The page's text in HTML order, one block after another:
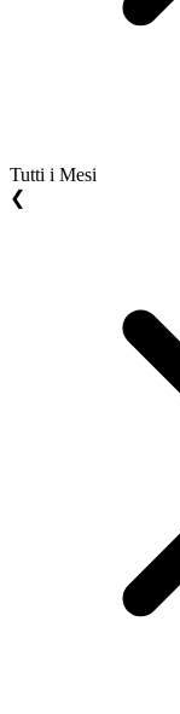
Tutti i Mesi
❮